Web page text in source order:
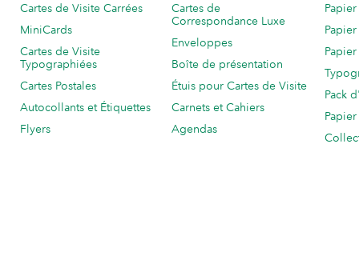
Cartes de Visite Carrées
MiniCards
Cartes de Visite
Typographiées
Cartes Postales
Autocollants et Étiquettes
Flyers
Cartes de
Correspondance Luxe
Enveloppes
Boîte de présentation
Étuis pour Cartes de Visite
Carnets et Cahiers
Agendas
Pack